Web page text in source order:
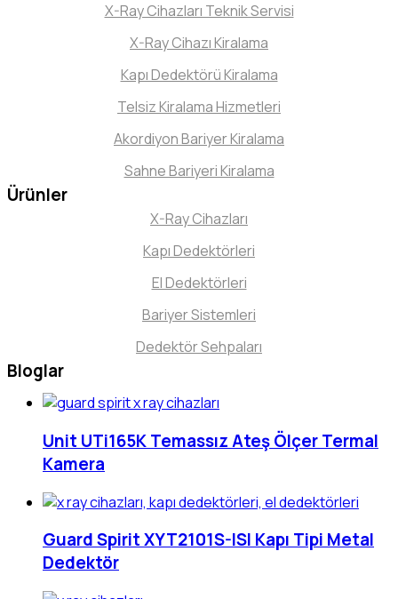
X-Ray Cihazları Teknik Servisi
X-Ray Cihazı Kiralama
Kapı Dedektörü Kiralama
Telsiz Kiralama Hizmetleri
Akordiyon Bariyer Kiralama
Sahne Bariyeri Kiralama
Ürünler
X-Ray Cihazları
Kapı Dedektörleri
El Dedektörleri
Bariyer Sistemleri
Dedektör Sehpaları
Bloglar
Unit UTi165K Temassız Ateş Ölçer Termal
Kamera
Guard Spirit XYT2101S-ISI Kapı Tipi Metal
Dedektör